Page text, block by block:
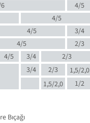
4/5
4/5
4/5
3/4
4/5
2/3
4/5 3/4
2/3
3/4 2/3
1,5/2,0
1,5/2,0 1/2
Bıçağı